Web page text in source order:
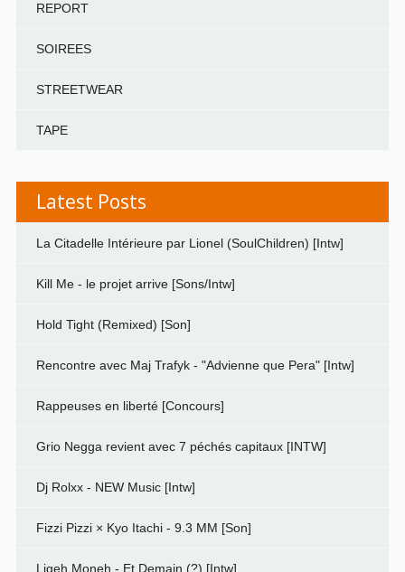
REPORT
SOIREES
STREETWEAR
TAPE
Latest Posts
La Citadelle Intérieure par Lionel (SoulChildren) [Intw]
Kill Me - le projet arrive [Sons/Intw]
Hold Tight (Remixed) [Son]
Rencontre avec Maj Trafyk - "Advienne que Pera" [Intw]
Rappeuses en liberté [Concours]
Grio Negga revient avec 7 péchés capitaux [INTW]
Dj Rolxx - NEW Music [Intw]
Fizzi Pizzi × Kyo Itachi - 9.3 MM [Son]
Ligeh Moneh - Et Demain (?) [Intw]